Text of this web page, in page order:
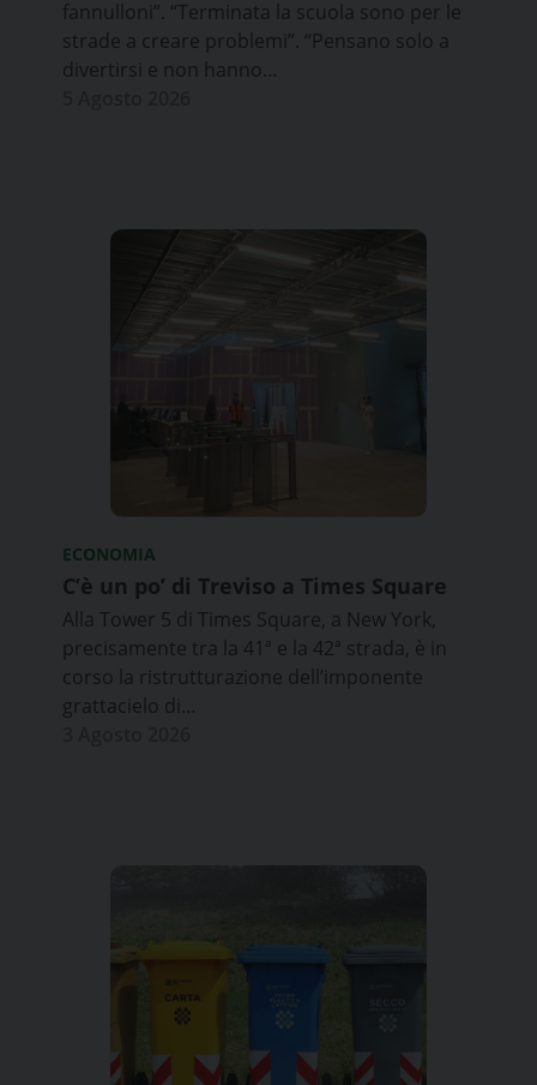
fannulloni”. “Terminata la scuola sono per le
strade a creare problemi”. “Pensano solo a
divertirsi e non hanno…
ECONOMIA
C’è un po’ di Treviso a Times Square
Alla Tower 5 di Times Square, a New York,
precisamente tra la 41ª e la 42ª strada, è in
corso la ristrutturazione dell’imponente
grattacielo di…